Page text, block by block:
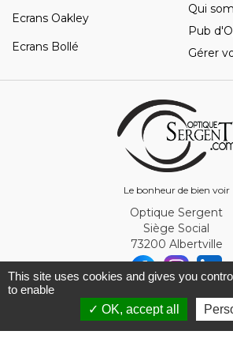
Le bonheur de bien voir
Ecrans Oakley
Ecrans Bollé
Qui
Pub
Gérer
Optique Sergent
Siège Social
73200 Albertville
© Optique Sergent 2026 - SIRET
This site uses cookies and gives you
to enable
✓ OK, accept all